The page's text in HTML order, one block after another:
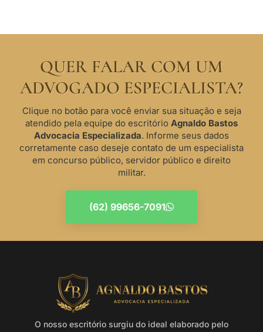
QUER FALAR COM UM
ADVOGADO ESPECIALISTA?
Clique no botão para você enviar sua situação e seja
atendido pela equipe do escritório Agnaldo Bastos
Advocacia Especializada. Informe seus dados
corretamente caso deseje contato de um especialista
em concurso público, servidor público e direito
militar.
(62) 99656-7091
O nosso escritório surgiu do ideal elaborado pelo